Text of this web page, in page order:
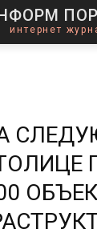
интернет